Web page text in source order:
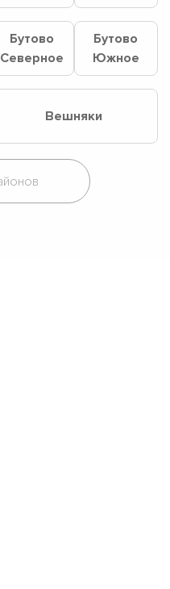
Бутово
Северное
Бутово
Южное
Вешняки